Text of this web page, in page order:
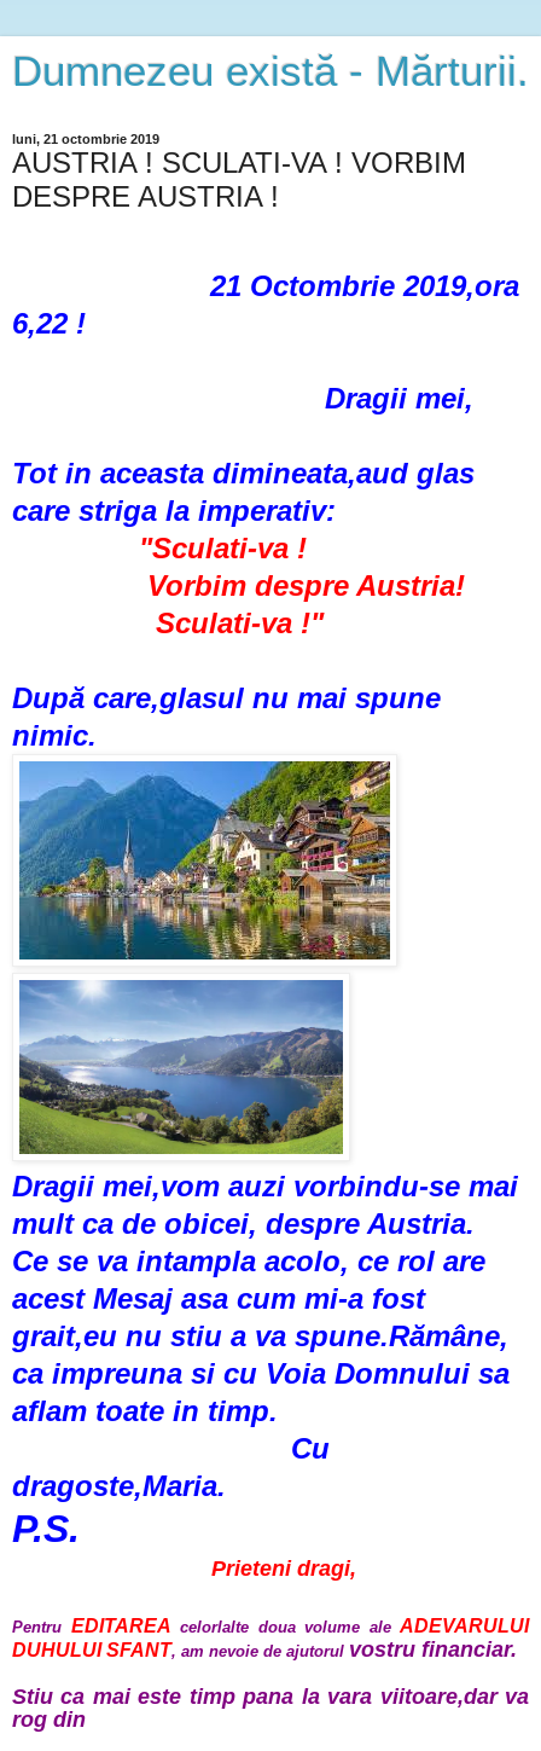
Dumnezeu există - Mărturii.
luni, 21 octombrie 2019
AUSTRIA ! SCULATI-VA ! VORBIM
DESPRE AUSTRIA !
21 Octombrie 2019,ora
6,22 !
Dragii mei,
Tot in aceasta dimineata,aud glas
care striga la imperativ:
"Sculati-va !
Vorbim despre Austria!
Sculati-va !"
După care,glasul nu mai spune
nimic.
Dragii mei,vom auzi vorbindu-se mai
mult ca de obicei, despre Austria.
Ce se va intampla acolo, ce rol are
acest Mesaj asa cum mi-a fost
grait,eu nu stiu a va spune.Rămâne,
ca impreuna si cu Voia Domnului sa
aflam toate in timp.
Cu
dragoste,Maria.
P.S.
Prieteni dragi,
Pentru EDITAREA celorlalte doua volume ale ADEVARULUI
DUHULUI SFANT, am nevoie de ajutorul vostru financiar.
Stiu ca mai este timp pana la vara viitoare,dar va
rog din